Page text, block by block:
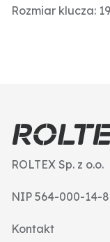
Rozmiar klucza: 19
ROLTEX Sp. z o.o.
NIP 564-000-14-
Kontakt